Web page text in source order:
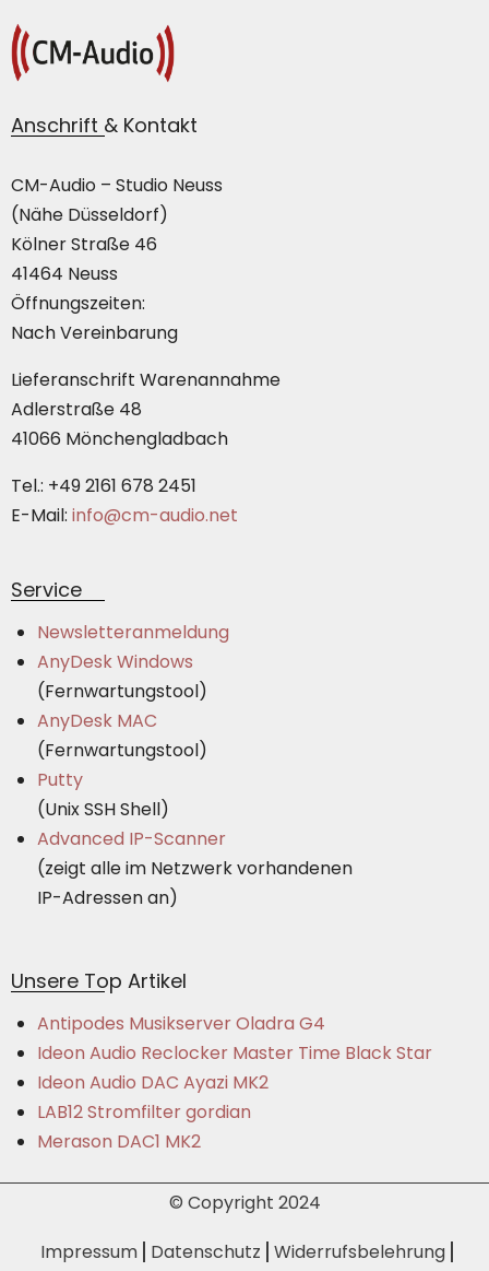
Anschrift & Kontakt
CM-Audio – Studio Neuss
(Nähe Düsseldorf)
Kölner Straße 46
41464 Neuss
Öffnungszeiten:
Nach Vereinbarung
Lieferanschrift Warenannahme
Adlerstraße 48
41066 Mönchengladbach
Tel.: +49 2161 678 2451
E-Mail: info@cm-audio.net
Service
Newsletteranmeldung
AnyDesk Windows
(Fernwartungstool)
AnyDesk MAC
(Fernwartungstool)
Putty
(Unix SSH Shell)
Advanced IP-Scanner
(zeigt alle im Netzwerk vorhandenen
IP-Adressen an)
Unsere Top Artikel
Antipodes Musikserver Oladra G4
Ideon Audio Reclocker Master Time Black Star
Ideon Audio DAC Ayazi MK2
LAB12 Stromfilter gordian
Merason DAC1 MK2
© Copyright 2024
Impressum Datenschutz Widerrufsbelehrung